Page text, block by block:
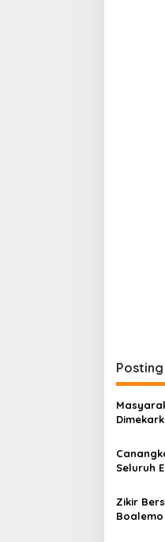
Seluruh
Zikir
Boalemo